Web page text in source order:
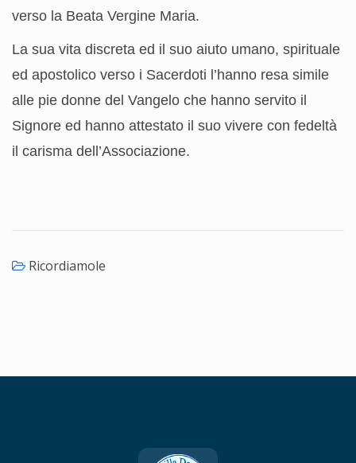
verso la Beata Vergine Maria.
La sua vita discreta ed il suo aiuto umano, spirituale
ed apostolico verso i Sacerdoti l’hanno resa simile
alle pie donne del Vangelo che hanno servito il
Signore ed hanno attestato il suo vivere con fedeltà
il carisma dell’Associazione.
Ricordiamole